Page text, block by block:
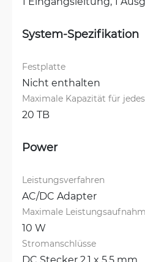
System-Spezifikation
Festplatte
Nicht enthalten
Maximale Kapazität für
20 TB
Power
Leistungsverfahren
AC/DC Adapter
Maximale
10 W
Stromanschlüsse
DC Stecker 2.1 x 5.5 mm